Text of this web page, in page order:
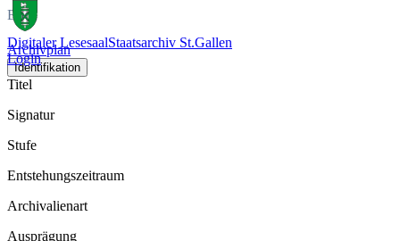
Digitaler LesesaalStaatsarchiv St.Gallen
Login
Buch
Archivplan
Identifikation
Titel
Signatur
Stufe
Entstehungszeitraum
Archivalienart
Ausprägung